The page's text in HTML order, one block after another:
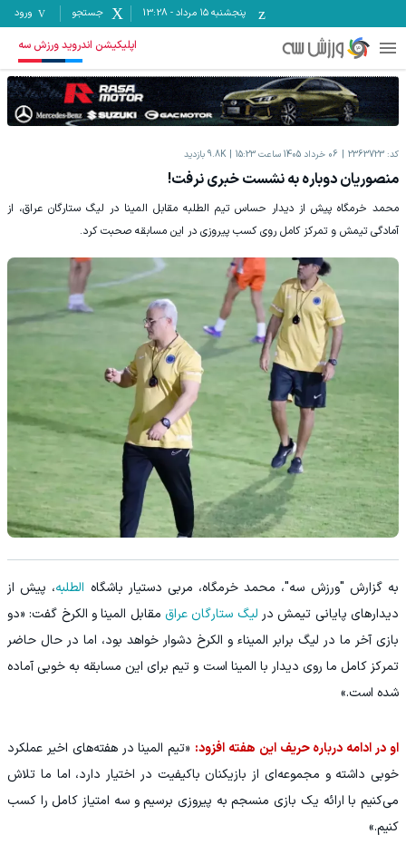
پنجشنبه ۱۵ مرداد -
13:28 جستجو ورود
اپلیکیشن اندروید ورزش سه
کد: 2363723 06 خرداد 1405 ساعت 15:23 9.8K بازدید
منصوریان دوباره به نشست خبری نرفت!
محمد خرمگاه پیش از دیدار حساس تیم الطلبه مقابل المینا در لیگ ستارگان عراق، از
آمادگی تیمش و تمرکز کامل روی کسب پیروزی در این مسابقه صحبت کرد.
به گزارش "ورزش سه"، محمد خرمگاه، مربی دستیار باشگاه الطلبه، پیش از
دیدارهای پایانی تیمش در لیگ ستارگان عراق مقابل المینا و الکرخ گفت: «دو
بازی آخر ما در لیگ برابر المیناء و الکرخ دشوار خواهد بود، اما در حال حاضر
تمرکز کامل ما روی دیدار با المینا است و تیم برای این مسابقه به خوبی آماده
شده است.»
او در ادامه درباره حریف این هفته افزود: «تیم المینا در هفته‌های اخیر عملکرد
خوبی داشته و مجموعه‌ای از بازیکنان باکیفیت در اختیار دارد، اما ما تلاش
می‌کنیم با ارائه یک بازی منسجم به پیروزی برسیم و سه امتیاز کامل را کسب
کنیم.»